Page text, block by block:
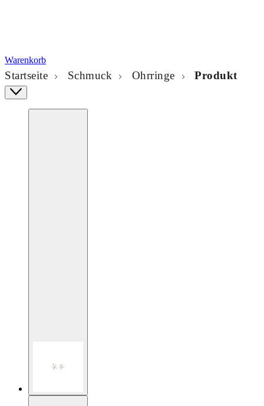
Warenkorb
Startseite Schmuck Ohrringe Produkt